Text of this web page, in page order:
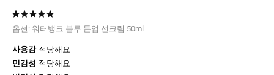
옵션: 워터뱅크 블루 톤업 선크림 50ml
사용감 적당해요
민감성 적당해요